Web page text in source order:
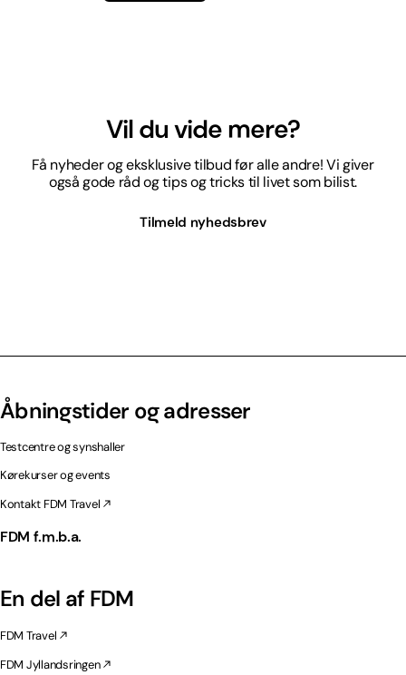
Vil du vide mere?
Få nyheder og eksklusive tilbud før alle andre! Vi giver
også gode råd og tips og tricks til livet som bilist.
Tilmeld nyhedsbrev
Åbningstider og adresser
Testcentre og synshaller
Kørekurser og events
Kontakt FDM Travel
FDM f.m.b.a.
En del af FDM
FDM Travel
FDM Jyllandsringen